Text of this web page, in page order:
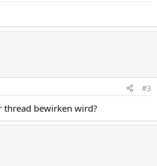
#3
thread bewirken wird?